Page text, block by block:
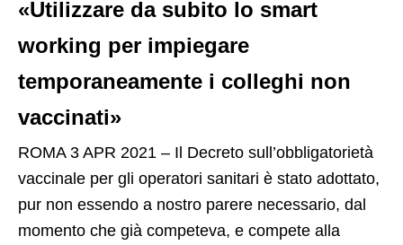
«Utilizzare da subito lo smart
working per impiegare
temporaneamente i colleghi non
vaccinati»
ROMA 3 APR 2021 – Il Decreto sull’obbligatorietà
vaccinale per gli operatori sanitari è stato adottato,
pur non essendo a nostro parere necessario, dal
momento che già competeva, e compete alla